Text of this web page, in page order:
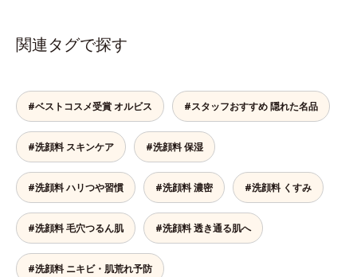
関連タグで探す
#ベストコスメ受賞 オルビス #スタッフおすすめ 隠れた名品
#洗顔料 スキンケア #洗顔料 保湿
#洗顔料 ハリつや習慣 #洗顔料 濃密 #洗顔料 くすみ
#洗顔料 毛穴つるん肌 #洗顔料 透き通る肌へ
#洗顔料 ニキビ・肌荒れ予防